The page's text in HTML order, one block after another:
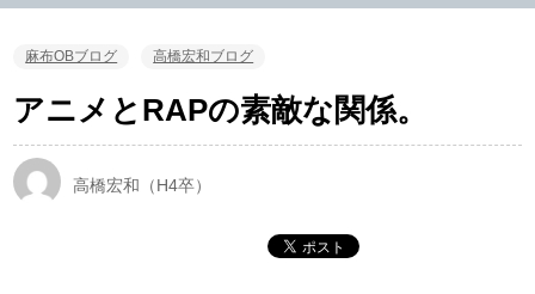
麻布OBブログ 高橋宏和ブログ
アニメとRAPの素敵な関係。
高橋宏和（H4卒）